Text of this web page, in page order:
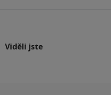
Viděli jste